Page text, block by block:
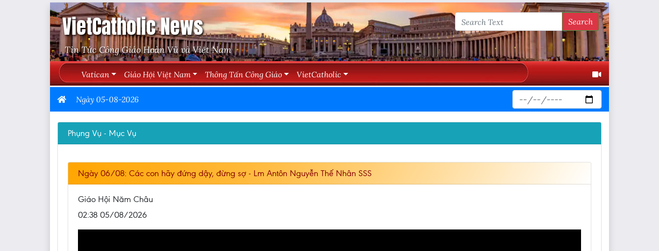
VietCatholic News
Tin Tức Công Giáo Hoàn Vũ và Việt Nam
Search
Vatican Giáo Hội Việt Nam Thông Tấn Công Giáo VietCatholic
Ngày 05-08-2026
Phụng Vụ - Mục Vụ
Ngày 06/08: Các con hãy đứng dậy, đừng sợ - Lm Antôn Nguyễn Thế Nhân SSS
Giáo Hội Năm Châu
02:38 05/08/2026